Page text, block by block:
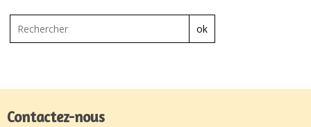
ok
Contactez-nous